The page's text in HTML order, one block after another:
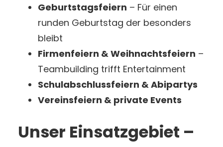
Geburtstagsfeiern – Für einen
runden Geburtstag der besonders
bleibt
Firmenfeiern & Weihnachtsfeiern –
Teambuilding trifft Entertainment
Schulabschlussfeiern & Abipartys
Vereinsfeiern & private Events
Unser Einsatzgebiet –